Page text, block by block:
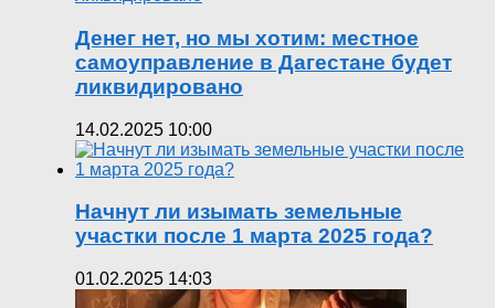
Денег нет, но мы хотим: местное
самоуправление в Дагестане будет
ликвидировано
14.02.2025 10:00
Начнут ли изымать земельные
участки после 1 марта 2025 года?
01.02.2025 14:03